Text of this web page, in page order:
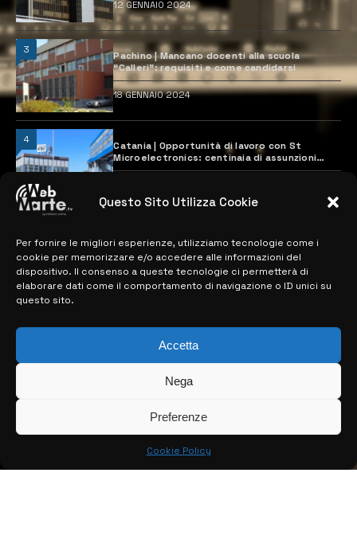
Questo Sito Utilizza Cookie
Per fornire le migliori esperienze, utilizziamo tecnologie come i
cookie per memorizzare e/o accedere alle informazioni del
dispositivo. Il consenso a queste tecnologie ci permetterà di
elaborare dati come il comportamento di navigazione o ID unici su
questo sito.
Accetta
Nega
Preferenze
Cookie Policy
12 GENNAIO 2024
3
Pachino | Mancano docenti alla scuola
“Calleri”: requisiti e come candidarsi
18 GENNAIO 2024
4
Catania | Opportunità di lavoro con St
Microelectronics: centinaia di assunzioni
previste
MAPPA DEL SITO
> NOTIZIE